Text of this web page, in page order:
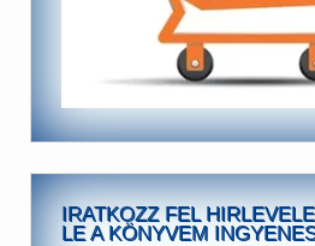
IRATKOZZ FEL
LE A KÖNYVEM